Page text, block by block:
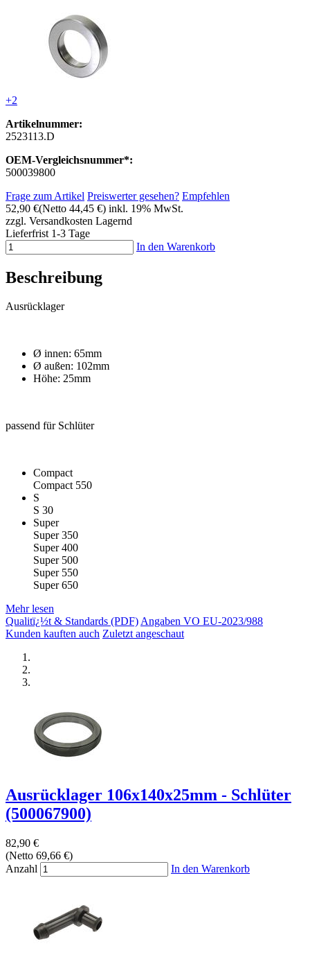
+2
Artikelnummer:
2523113.D
OEM-Vergleichsnummer*:
500039800
Frage zum Artikel Preiswerter gesehen? Empfehlen
52,90 €(Netto 44,45 €) inkl. 19% MwSt.
zzgl. Versandkosten Lagernd
Lieferfrist 1-3 Tage
In den Warenkorb
Beschreibung
Ausrücklager
Ø innen: 65mm
Ø außen: 102mm
Höhe: 25mm
passend für Schlüter
Compact
Compact 550
S
S 30
Super
Super 350
Super 400
Super 500
Super 550
Super 650
Mehr lesen
Qualitï¿½t & Standards (PDF)Angaben VO EU-2023/988
Kunden kauften auch Zuletzt angeschaut
Ausrücklager 106x140x25mm - Schlüter
(500067900)
82,90 €
(Netto 69,66 €)
Anzahl
In den Warenkorb